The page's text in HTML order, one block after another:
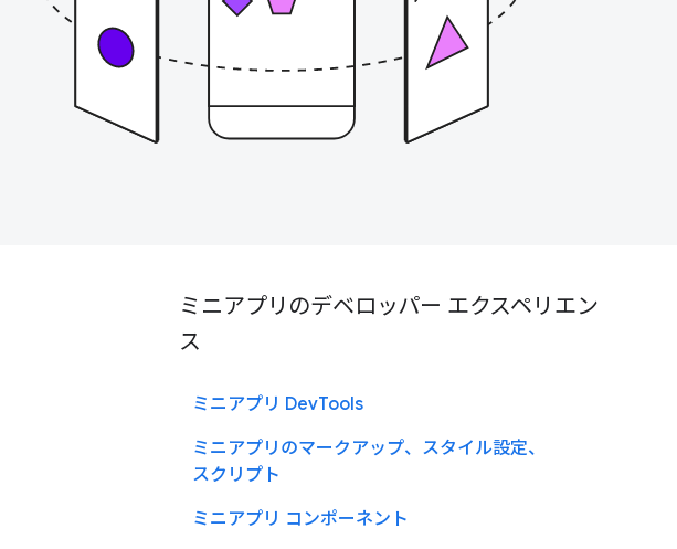
ミニアプリのデベロッパー エクスペリエン
ス
ミニアプリ DevTools
ミニアプリのマークアップ、スタイル設定、
スクリプト
ミニアプリ コンポーネント